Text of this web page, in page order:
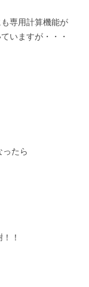
専用計算機能が
いますが・・・
たら
！